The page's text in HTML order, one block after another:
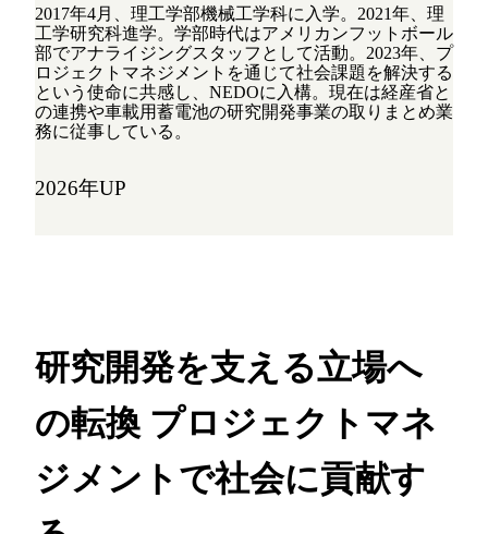
2017年4月、理工学部機械工学科に入学。2021年、理
工学研究科進学。学部時代はアメリカンフットボール
部でアナライジングスタッフとして活動。2023年、プ
ロジェクトマネジメントを通じて社会課題を解決する
という使命に共感し、NEDOに入構。現在は経産省と
の連携や車載用蓄電池の研究開発事業の取りまとめ業
務に従事している。
2026年UP
研究開発を支える立場へ
の転換 プロジェクトマネ
ジメントで社会に貢献す